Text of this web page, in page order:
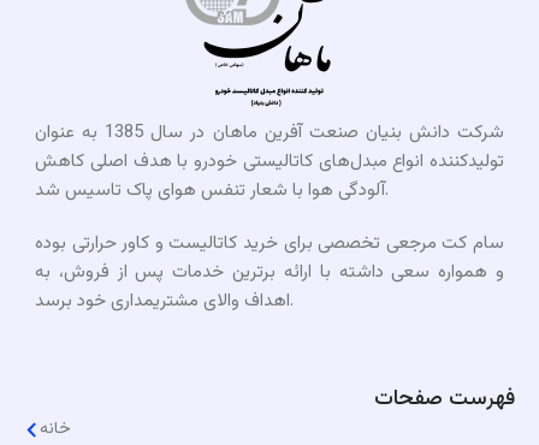
شرکت دانش بنیان صنعت آفرین ماهان در سال 1385 به عنوان
تولیدکننده انواع مبدل‌های کاتالیستی خودرو با هدف اصلی کاهش
آلودگی هوا با شعار تنفس هوای پاک تاسیس شد.
سام کت مرجعی تخصصی برای خرید کاتالیست و کاور حرارتی بوده
و همواره سعی داشته با ارائه برترین خدمات پس از فروش، به
اهداف والای مشتریمداری خود برسد.​
فهرست صفحات
خانه